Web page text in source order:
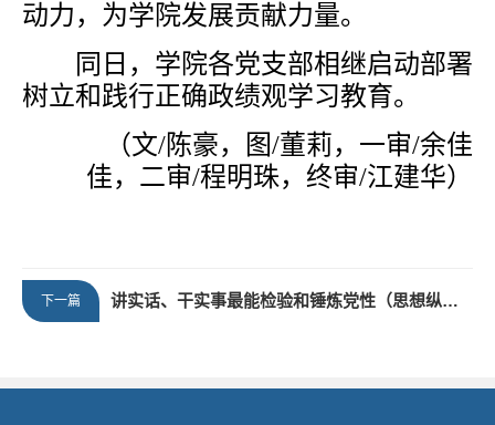
动力，为学院发展贡献力量。
同日，学院各党支部相继启动部署
树立和践行正确政绩观学习教育。
（文/陈豪， 图/董莉，一审/余佳
佳，二审/程明珠，终审/江建华）
下一篇 讲实话、干实事最能检验和锤炼党性（思想纵横）